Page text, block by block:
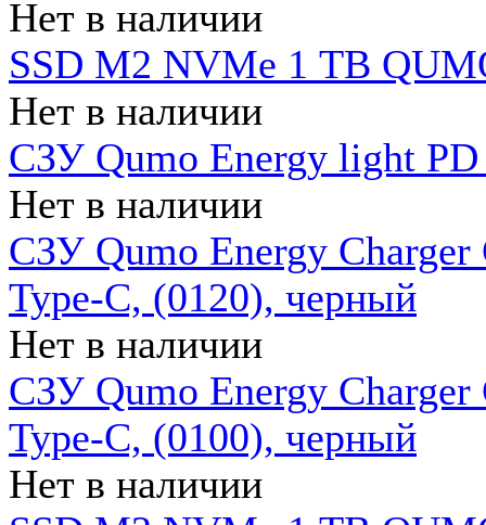
Нет в наличии
SSD M2 NVMe 1 ТB
Нет в наличии
СЗУ Qumo Energy light PD
Нет в наличии
СЗУ Qumo Energy
Type-C, (0120), черный
Нет в наличии
СЗУ Qumo Energy
Type-C, (0100), черный
Нет в наличии